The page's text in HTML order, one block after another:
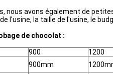
nous avons également de
l'usine, la taille de l'usine, le
de chocolat :
900
1200
900mm